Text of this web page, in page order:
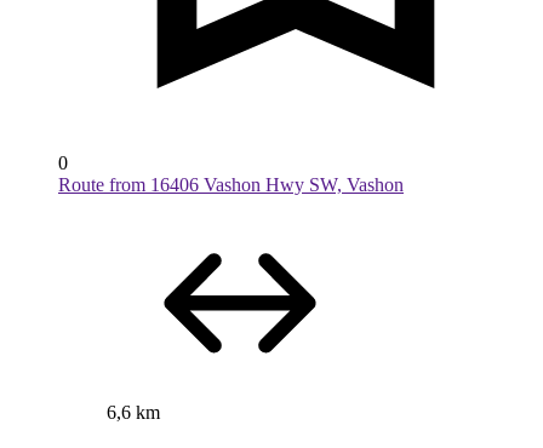
0
Route from 16406 Vashon Hwy SW, Vashon
6,6 km